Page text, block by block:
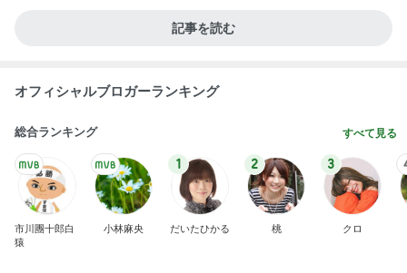
記事を読む
オフィシャルブロガーランキング
総合ランキング すべて見る
市川團十郎白
猿
小林麻央
1
だいたひかる
2
桃
3
クロ